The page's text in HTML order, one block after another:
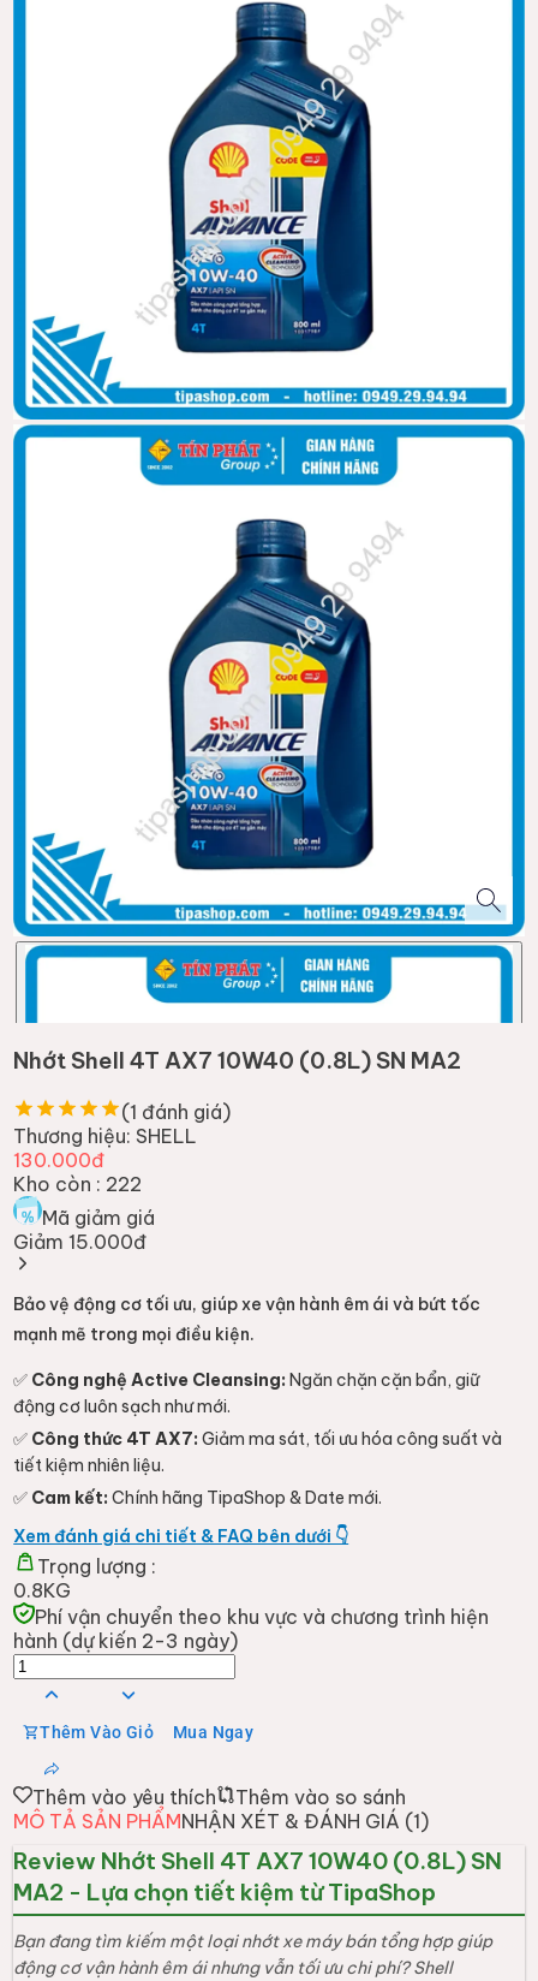
Nhớt Shell 4T AX7 10W40 (0.8L) SN MA2
(1 đánh giá)
Thương hiệu: SHELL
130.000đ
Kho còn : 222
Mã giảm giá
Giảm 15.000đ
Bảo vệ động cơ tối ưu, giúp xe vận hành êm ái và bứt tốc
mạnh mẽ trong mọi điều kiện.
✅ Công nghệ Active Cleansing: Ngăn chặn cặn bẩn, giữ
động cơ luôn sạch như mới.
✅ Công thức 4T AX7: Giảm ma sát, tối ưu hóa công suất và
tiết kiệm nhiên liệu.
✅ Cam kết: Chính hãng TipaShop & Date mới.
Xem đánh giá chi tiết & FAQ bên dưới 👇
Trọng lượng :
0.8KG
Phí vận chuyển theo khu vực và chương trình hiện
hành (dự kiến 2-3 ngày)
Thêm Vào Giỏ Mua Ngay
Thêm vào yêu thích
Thêm vào so sánh
MÔ TẢ SẢN PHẨMNHẬN XÉT & ĐÁNH GIÁ (1)
Review Nhớt Shell 4T AX7 10W40 (0.8L) SN
MA2 - Lựa chọn tiết kiệm từ TipaShop
Bạn đang tìm kiếm một loại nhớt xe máy bán tổng hợp giúp
động cơ vận hành êm ái nhưng vẫn tối ưu chi phí? Shell